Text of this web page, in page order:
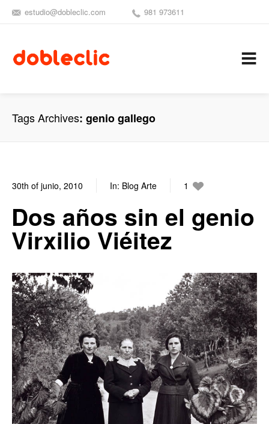
estudio@dobleclic.com 981 973611
Tags Archives genio gallego
30th of junio, 2010 In: Blog Arte
1
Dos años sin el genio
Virxilio Viéitez